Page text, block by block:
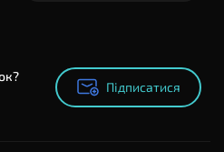
Підписатися
Підписатися